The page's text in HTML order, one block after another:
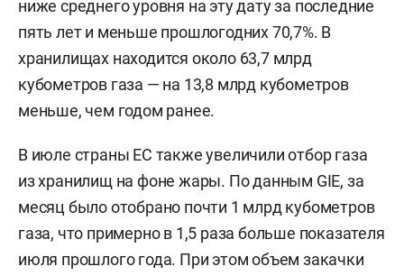
ниже среднего уровня на эту дату за последние
пять лет и меньше прошлогодних 70,7%. В
хранилищах находится около 63,7 млрд
кубометров газа — на 13,8 млрд кубометров
меньше, чем годом ранее.
В июле страны ЕС также увеличили отбор газа
из хранилищ на фоне жары. По данным GIE, за
месяц было отобрано почти 1 млрд кубометров
газа, что примерно в 1,5 раза больше показателя
июля прошлого года. При этом объем закачки